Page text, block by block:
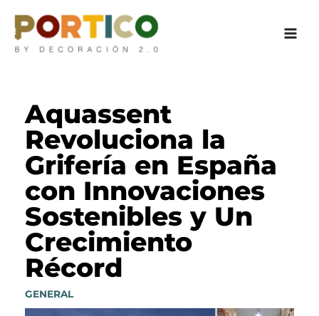
contenido
Aquassent
Revoluciona la
Grifería en España
con Innovaciones
Sostenibles y Un
Crecimiento
Récord
GENERAL